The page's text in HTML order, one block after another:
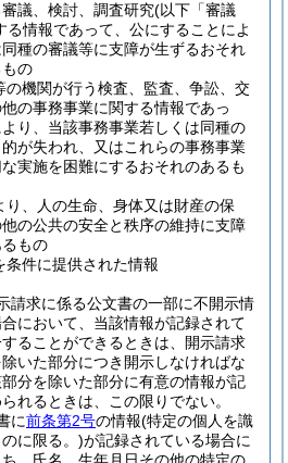
議、検討、調査研究(以下「審議
る情報であって、公にすることによ
種の審議等に支障が生ずるおそれ
の
の機関が行う検査、監査、争訟、交
の事務事業に関する情報であっ
り、当該事務事業若しくは同種の
が失われ、又はこれらの事務事業
実施を困難にするおそれのあるも
り、人の生命、身体又は財産の保
の公共の安全と秩序の維持に支障
もの
条件に提供された情報
請求に係る公文書の一部に不開示情
において、当該情報が記録されて
ることができるときは、開示請求
いた部分につき開示しなければな
分を除いた部分に有意の情報が記
れるときは、この限りでない。
に前条第2号の情報(特定の個人を識
に限る。)が記録されている場合に